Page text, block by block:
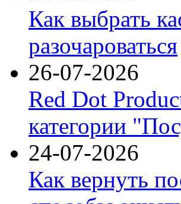
Как выбрать
разочароваться
26-07-2026
Red Dot
категории
24-07-2026
Как вернуть